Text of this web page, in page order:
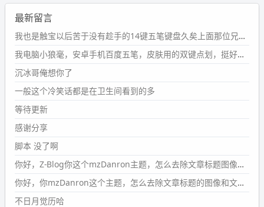
wdssmq
2024-09-23 21:00:49
#PubWord要不我每年汇总整理一次？？碎雨集_沉冰浮水_
第1页https://www.wdssmq.com/tag/%E7%A2%8E%E9%9
B%A8%E9%9B%86/
wdssmq
2024-09-23 20:58:40
#PubWord
条嘟？？？？
wdssmq
2024-09-15 10:32:07
#PubWordVSCode 内 git 操作卡住的时候没办法主动取消
一直是个痛点，一般都是推送或拉取，今天连提交都卡
了。。
最新留言
我也是触宝以后苦于没有趁手的14键五笔键盘久矣上面那位兄台用的百度双键点划布局我也用过很久，那个皮肤做得很粗糙，个别键位的触发区域是错位的，快速打字时很容易出错，修改它的皮肤文件校正后勉强能用，但早年出的皮肤分辨率太低，实在谈不上美观。百度小米定制版的商店里有一个"小黑板"皮肤还不错(百度官方输入法商店里没有)，但那个风格我不喜欢这两天找到了一个叫"森林集"的公众号，开发了海量的皮肤，很多都有14键版本，付费但很便宜，几块钱，终于有自己满意的输入法了搜了一下，这个工作室还是百度的官方合作伙伴，不知道为什么14键作品都不在官方商店上架，难道是百度官方在刻意放弃14键？
我电脑小狼毫，安卓手机百度五笔，皮肤用的双键点划，挺好的。
沉冰哥俺想你了
一般这个冷笑话都是在卫生间看到的多
等待更新
感谢分享
脚本 没了啊
你好，Z-Blog你这个mzDanron主题，怎么去除文章标题图像和文章摘要，仅显示标题，感谢回复！
你好，你mzDanron这个主题，怎么去除文章标题的图像和文章摘要！仅显示标题，感谢回复解决！
不日月觉历哈